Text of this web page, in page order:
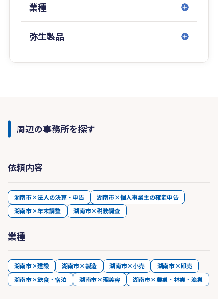
業種
弥生製品
周辺の事務所を探す
依頼内容
湖南市×法人の決算・申告
湖南市×個人事業主の確定申告
湖南市×年末調整
湖南市×税務調査
業種
湖南市×建設 湖南市×製造 湖南市×小売
湖南市×卸売
湖南市×飲食・宿泊
湖南市×理美容 湖南市×農業・林業・漁業